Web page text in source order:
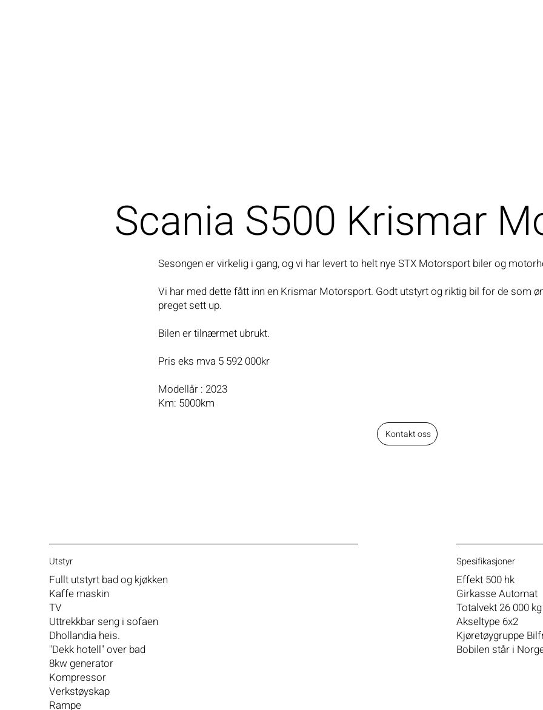
Scania S500 Krismar
Sesongen er virkelig i gang, og vi har levert to helt nye STX Motorsport biler og
Vi har med dette fått inn en Krismar Motorsport. Godt utstyrt og riktig bil for de som
preget sett up.
Bilen er tilnærmet ubrukt.
Pris eks mva 5 592 000kr
Modellår : 2023
Km: 5000km
Kontakt oss
Utstyr
Fullt utstyrt bad og kjøkken
Kaffe maskin
TV
Uttrekkbar seng i sofaen
Dhollandia heis.
"Dekk hotell" over bad
8kw generator
Kompressor
Verkstøyskap
Rampe
Spesifikasjoner
Effekt 500 hk
Girkasse Automat
Totalvekt 26 000 kg
Akseltype 6x2
Kjøretøygruppe
Bobilen står i